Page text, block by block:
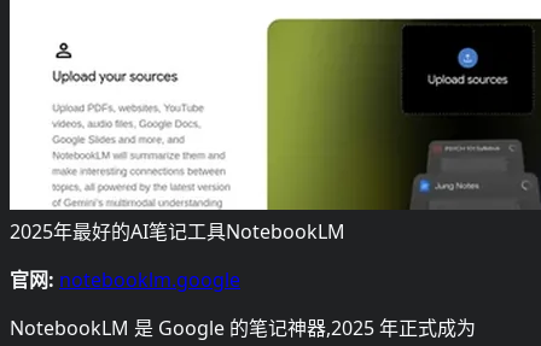
2025年最好的AI笔记工具NotebookLM
官网: notebooklm.google
NotebookLM 是 Google 的笔记神器,2025 年正式成为